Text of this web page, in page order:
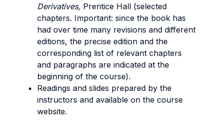
Derivatives, Prentice Hall (selected
chapters. Important: since the book has
had over time many revisions and different
editions, the precise edition and the
corresponding list of relevant chapters
and paragraphs are indicated at the
beginning of the course).
Readings and slides prepared by the
instructors and available on the course
website.